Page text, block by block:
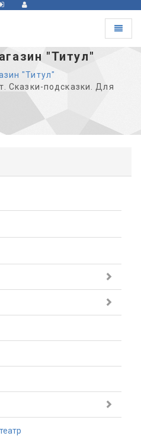
Toggle
"Титул"
"Титул"
Сказки-подсказки. Для